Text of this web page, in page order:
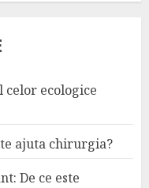
ecologice
ajuta chirurgia?
De ce este